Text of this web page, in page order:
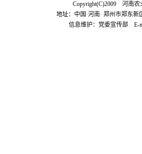
Copyright(C)2009 河南
地址：中国·河南· 郑州市郑东
信息维护：党委宣传部 E-